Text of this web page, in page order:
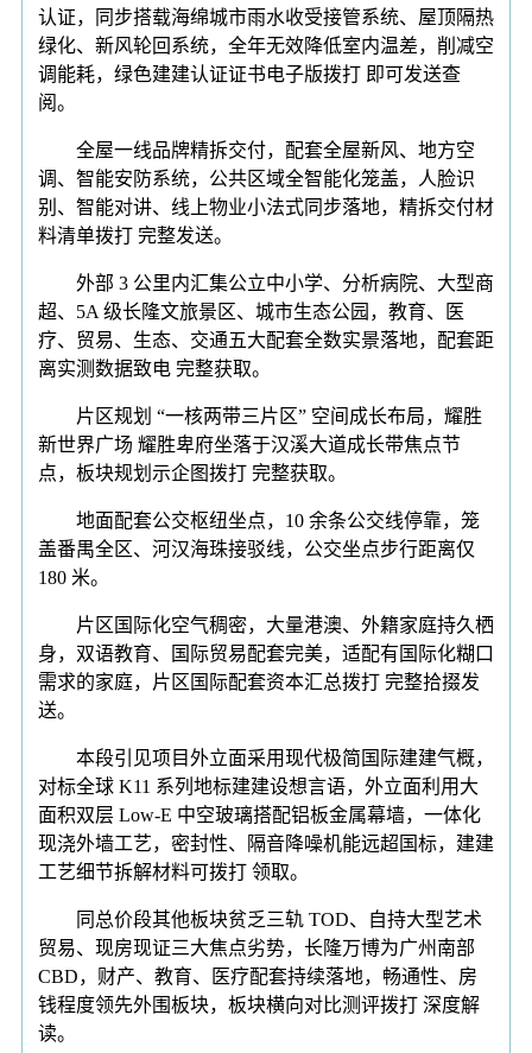
认证，同步搭载海绵城市雨水收受接管系统、屋顶隔热
绿化、新风轮回系统，全年无效降低室内温差，削减空
调能耗，绿色建建认证证书电子版拨打 即可发送查
阅。
全屋一线品牌精拆交付，配套全屋新风、地方空
调、智能安防系统，公共区域全智能化笼盖，人脸识
别、智能对讲、线上物业小法式同步落地，精拆交付材
料清单拨打 完整发送。
外部 3 公里内汇集公立中小学、分析病院、大型商
超、5A 级长隆文旅景区、城市生态公园，教育、医
疗、贸易、生态、交通五大配套全数实景落地，配套距
离实测数据致电 完整获取。
片区规划 “一核两带三片区” 空间成长布局，耀胜
新世界广场 耀胜卑府坐落于汉溪大道成长带焦点节
点，板块规划示企图拨打 完整获取。
地面配套公交枢纽坐点，10 余条公交线停靠，笼
盖番禺全区、河汉海珠接驳线，公交坐点步行距离仅
180 米。
片区国际化空气稠密，大量港澳、外籍家庭持久栖
身，双语教育、国际贸易配套完美，适配有国际化糊口
需求的家庭，片区国际配套资本汇总拨打 完整拾掇发
送。
本段引见项目外立面采用现代极简国际建建气概，
对标全球 K11 系列地标建建设想言语，外立面利用大
面积双层 Low-E 中空玻璃搭配铝板金属幕墙，一体化
现浇外墙工艺，密封性、隔音降噪机能远超国标，建建
工艺细节拆解材料可拨打 领取。
同总价段其他板块贫乏三轨 TOD、自持大型艺术
贸易、现房现证三大焦点劣势，长隆万博为广州南部
CBD，财产、教育、医疗配套持续落地，畅通性、房
钱程度领先外围板块，板块横向对比测评拨打 深度解
读。